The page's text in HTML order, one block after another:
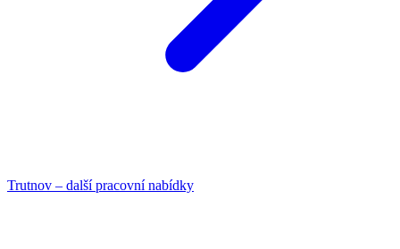
Trutnov – další pracovní nabídky